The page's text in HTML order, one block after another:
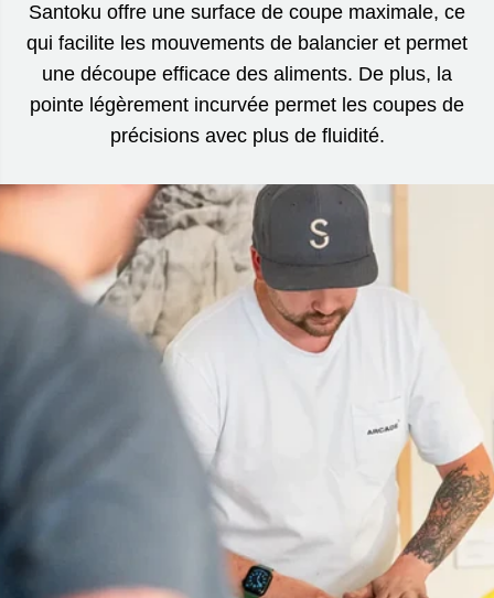
Santoku offre une surface de coupe maximale, ce
qui facilite les mouvements de balancier et permet
une découpe efficace des aliments. De plus, la
pointe légèrement incurvée permet les coupes de
précisions avec plus de fluidité.